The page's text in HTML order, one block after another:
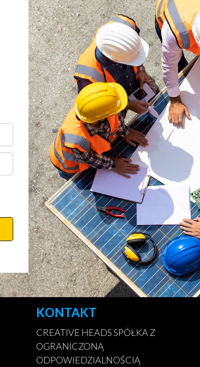
KONTAKT
CREATIVE HEADS SPÓŁKA Z
OGRANICZONĄ
ODPOWIEDZIALNOŚCIĄ